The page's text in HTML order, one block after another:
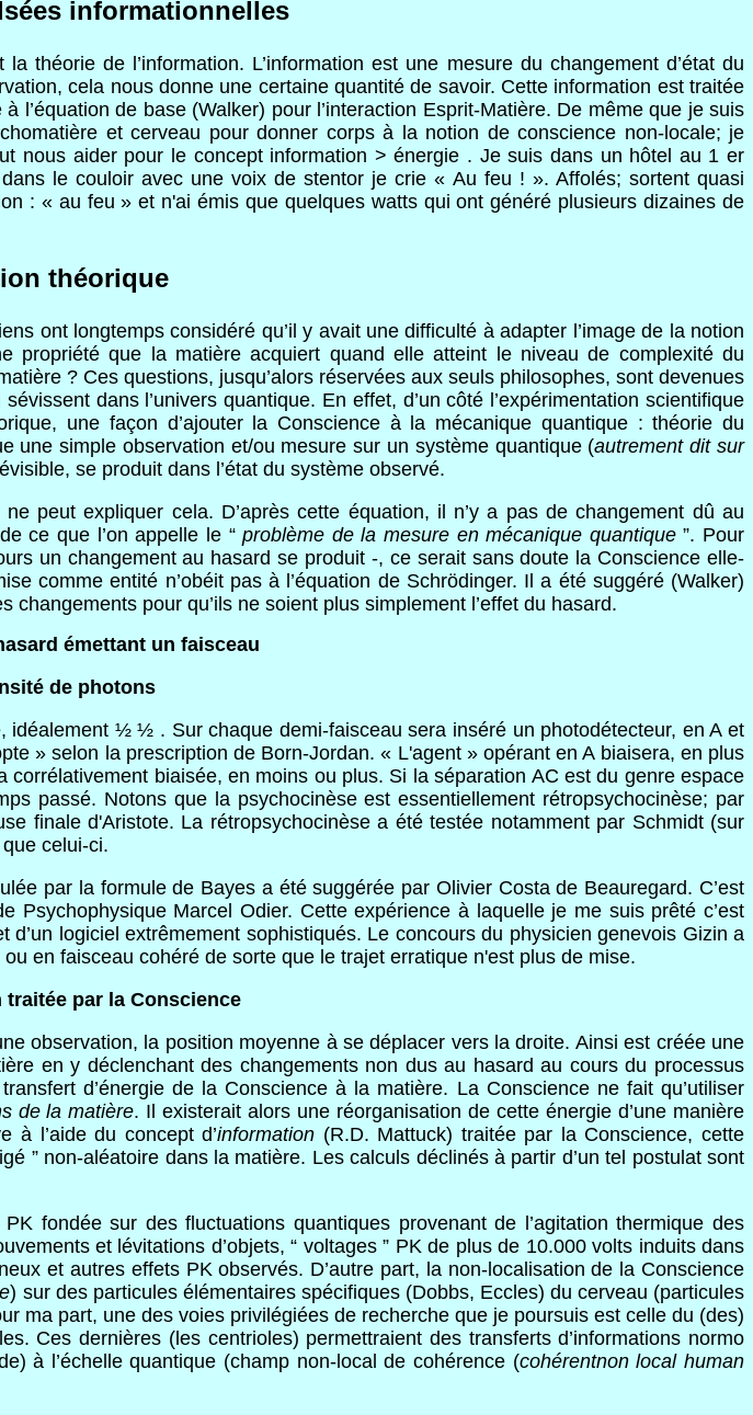
informationnelles
théorie de l’information. L’information est une mesure du changement d’état du
cela nous donne une certaine quantité de savoir. Cette information est traitée
l’équation de base (Walker) pour l’interaction Esprit-Matière. De même que je suis
et cerveau pour donner corps à la notion de conscience non-locale; je
nous aider pour le concept information > énergie . Je suis dans un hôtel au 1 er
le couloir avec une voix de stentor je crie « Au feu ! ». Affolés; sortent quasi
: « au feu » et n'ai émis que quelques watts qui ont généré plusieurs dizaines de
théorique
ont longtemps considéré qu’il y avait une difficulté à adapter l’image de la notion
propriété que la matière acquiert quand elle atteint le niveau de complexité du
? Ces questions, jusqu’alors réservées aux seuls philosophes, sont devenues
dans l’univers quantique. En effet, d’un côté l’expérimentation scientifique
une façon d’ajouter la Conscience à la mécanique quantique : théorie du
une simple observation et/ou mesure sur un système quantique (autrement dit sur
se produit dans l’état du système observé.
peut expliquer cela. D’après cette équation, il n’y a pas de changement dû au
ce que l’on appelle le “problème de la mesure en mécanique quantique”. Pour
un changement au hasard se produit -, ce serait sans doute la Conscience elle-
comme entité n’obéit pas à l’équation de Schrödinger. Il a été suggéré (Walker)
pour qu’ils ne soient plus simplement l’effet du hasard.
émettant un faisceau
de photons
½ ½ . Sur chaque demi-faisceau sera inséré un photodétecteur, en A et
» selon la prescription de Born-Jordan. « L'agent » opérant en A biaisera, en plus
biaisée, en moins ou plus. Si la séparation AC est du genre espace
passé. Notons que la psychocinèse est essentiellement rétropsychocinèse; par
finale d'Aristote. La rétropsychocinèse a été testée notamment par Schmidt (sur
celui-ci.
par la formule de Bayes a été suggérée par Olivier Costa de Beauregard. C’est
Marcel Odier. Cette expérience à laquelle je me suis prêté c’est
logiciel extrêmement sophistiqués. Le concours du physicien genevois Gizin a
en faisceau cohéré de sorte que le trajet erratique n'est plus de mise.
par la Conscience
observation, la position moyenne à se déplacer vers la droite. Ainsi est créée une
en y déclenchant des changements non dus au hasard au cours du processus
d’énergie de la Conscience à la matière. La Conscience ne fait qu’utiliser
de la matière. Il existerait alors une réorganisation de cette énergie d’une manière
à l’aide du concept d’information (R.D. Mattuck) traitée par la Conscience, cette
” non-aléatoire dans la matière. Les calculs déclinés à partir d’un tel postulat sont
fondée sur des fluctuations quantiques provenant de l’agitation thermique des
et lévitations d’objets, “ voltages ” PK de plus de 10.000 volts induits dans
et autres effets PK observés. D’autre part, la non-localisation de la Conscience
) sur des particules élémentaires spécifiques (Dobbs, Eccles) du cerveau (particules
ma part, une des voies privilégiées de recherche que je poursuis est celle du (des)
Ces dernières (les centrioles) permettraient des transferts d’informations normo
à l’échelle quantique (champ non-local de cohérence (cohérentnon local human